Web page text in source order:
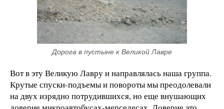
Дорога в пустыне к Великой Лавре
Вот в эту Великую Лавру и направлялась наша группа.
Крутые спуски-подъемы и повороты мы преодолевали
на двух изрядно потрудившихся, но еще внушающих